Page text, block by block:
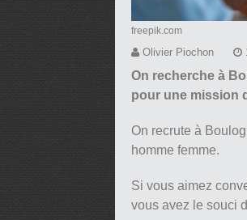
freepik.com
Olivier Piochon
On recherche à
pour une mission
On recrute à
homme femme.
Si vous aimez
vous avez le souci